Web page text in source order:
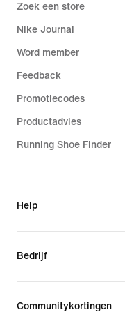
Zoek een store
Nike Journal
Word member
Feedback
Promotiecodes
Productadvies
Running Shoe Finder
Help
Bedrijf
Communitykortingen